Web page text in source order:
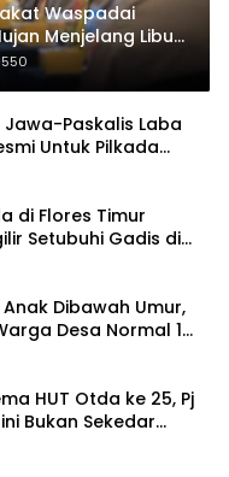
Waspadai
Menjelang Libur
Jawa-Paskalis Laba
Untuk Pilkada
di Flores Timur
Setubuhi Gadis di
Dibawah Umur,
Desa Normal 1
HUT Otda ke 25, Pj
Bukan Sekedar